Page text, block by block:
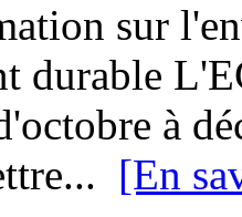
sur
durable
à
[En